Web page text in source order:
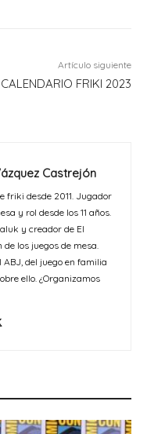
Artículo siguiente
CALENDARIO FRIKI 2023
Castrejón
friki desde 2011. Jugador
y rol desde los 11 años.
y creador de El
los juegos de mesa.
ABJ, del juego en familia
ello. ¿Organizamos